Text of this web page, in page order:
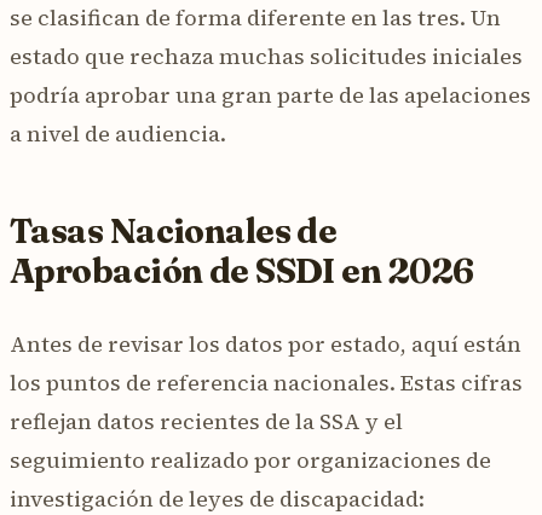
se clasifican de forma diferente en las tres. Un
estado que rechaza muchas solicitudes iniciales
podría aprobar una gran parte de las apelaciones
a nivel de audiencia.
Tasas Nacionales de
Aprobación de SSDI en 2026
Antes de revisar los datos por estado, aquí están
los puntos de referencia nacionales. Estas cifras
reflejan datos recientes de la SSA y el
seguimiento realizado por organizaciones de
investigación de leyes de discapacidad: